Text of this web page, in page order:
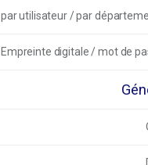
par utilisateur / par
Empreinte digitale / mot de